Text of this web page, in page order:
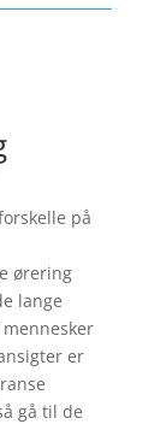
på
ørering
lange
er
gå til de